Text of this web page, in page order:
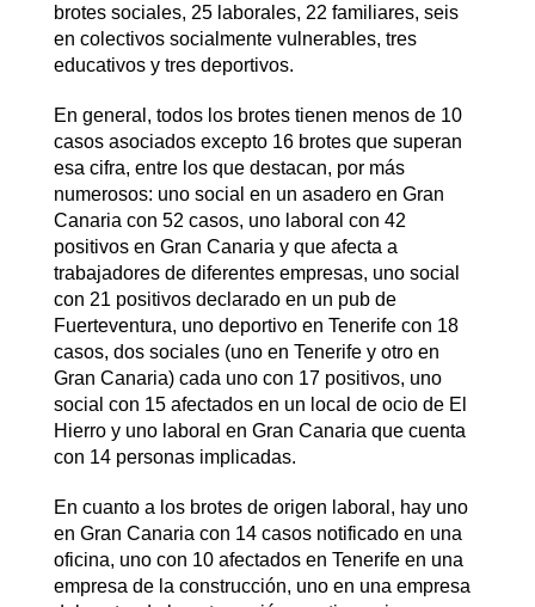
brotes sociales, 25 laborales, 22 familiares, seis
en colectivos socialmente vulnerables, tres
educativos y tres deportivos.
En general, todos los brotes tienen menos de 10
casos asociados excepto 16 brotes que superan
esa cifra, entre los que destacan, por más
numerosos: uno social en un asadero en Gran
Canaria con 52 casos, uno laboral con 42
positivos en Gran Canaria y que afecta a
trabajadores de diferentes empresas, uno social
con 21 positivos declarado en un pub de
Fuerteventura, uno deportivo en Tenerife con 18
casos, dos sociales (uno en Tenerife y otro en
Gran Canaria) cada uno con 17 positivos, uno
social con 15 afectados en un local de ocio de El
Hierro y uno laboral en Gran Canaria que cuenta
con 14 personas implicadas.
En cuanto a los brotes de origen laboral, hay uno
en Gran Canaria con 14 casos notificado en una
oficina, uno con 10 afectados en Tenerife en una
empresa de la construcción, uno en una empresa